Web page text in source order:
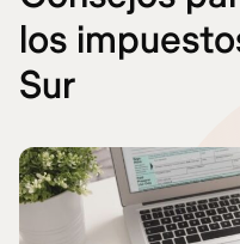
los
Sur